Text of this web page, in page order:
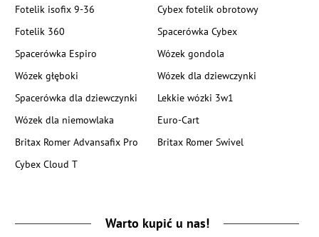
Fotelik isofix 9-36
Cybex fotelik obrotowy
Fotelik 360
Spacerówka Cybex
Spacerówka Espiro
Wózek gondola
Wózek głęboki
Wózek dla dziewczynki
Spacerówka dla dziewczynki
Lekkie wózki 3w1
Wózek dla niemowlaka
Euro-Cart
Britax Romer Advansafix Pro
Britax Romer Swivel
Cybex Cloud T
Warto kupić u nas!